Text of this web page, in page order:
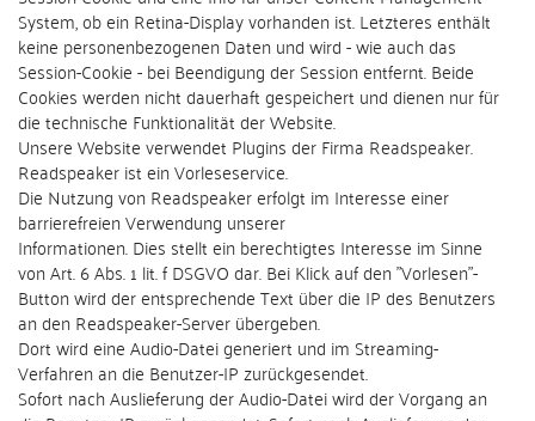
System, ob ein Retina-Display vorhanden ist. Letzteres enthält
keine personenbezogenen Daten und wird - wie auch das
Session-Cookie - bei Beendigung der Session entfernt. Beide
Cookies werden nicht dauerhaft gespeichert und dienen nur für
die technische Funktionalität der Website.
Unsere Website verwendet Plugins der Firma Readspeaker.
Readspeaker ist ein Vorleseservice.
Die Nutzung von Readspeaker erfolgt im Interesse einer
barrierefreien Verwendung unserer
Informationen. Dies stellt ein berechtigtes Interesse im Sinne
von Art. 6 Abs. 1 lit. f DSGVO dar. Bei Klick auf den "Vorlesen"-
Button wird der entsprechende Text über die IP des Benutzers
an den Readspeaker-Server übergeben.
Dort wird eine Audio-Datei generiert und im Streaming-
Verfahren an die Benutzer-IP zurückgesendet.
Sofort nach Auslieferung der Audio-Datei wird der Vorgang an